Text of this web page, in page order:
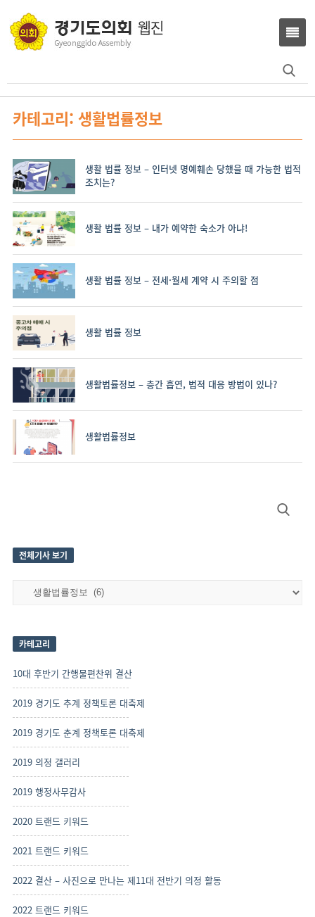
카테고리: 생활법률정보
생활 법률 정보 – 인터넷 명예훼손 당했을 때 가능한 법적
조치는?
생활 법률 정보 – 내가 예약한 숙소가 아냐!
생활 법률 정보 – 전세·월세 계약 시 주의할 점
생활 법률 정보
생활법률정보 – 층간 흡연, 법적 대응 방법이 있나?
생활법률정보
전체기사 보기
전
보
기
카테고리
10대 후반기 간행물편찬위 결산
2019 경기도 추계 정책토론 대축제
2019 경기도 춘계 정책토론 대축제
2019 의정 갤러리
2019 행정사무감사
2020 트랜드 키워드
2021 트랜드 키워드
2022 결산 – 사진으로 만나는 제11대 전반기 의정 활동
2022 트랜드 키워드